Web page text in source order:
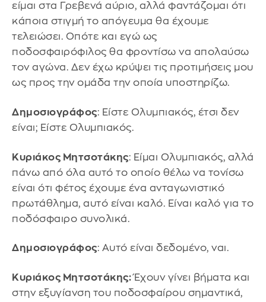
είμαι στα Γρεβενά αύριο, αλλά φαντάζομαι ότι
κάποια στιγμή το απόγευμα θα έχουμε
τελειώσει. Οπότε και εγώ ως
ποδοσφαιρόφιλος θα φροντίσω να απολαύσω
τον αγώνα. Δεν έχω κρύψει τις προτιμήσεις μου
ως προς την ομάδα την οποία υποστηρίζω.
Δημοσιογράφος: Είστε Ολυμπιακός, έτσι δεν
είναι; Είστε Ολυμπιακός.
Κυριάκος Μητσοτάκης: Είμαι Ολυμπιακός, αλλά
πάνω από όλα αυτό το οποίο θέλω να τονίσω
είναι ότι φέτος έχουμε ένα ανταγωνιστικό
πρωτάθλημα, αυτό είναι καλό. Είναι καλό για το
ποδόσφαιρο συνολικά.
Δημοσιογράφος: Αυτό είναι δεδομένο, ναι.
Κυριάκος Μητσοτάκης:Έχουν γίνει βήματα και
στην εξυγίανση του ποδοσφαίρου σημαντικά,